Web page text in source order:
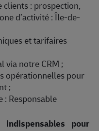
: prospection,
d’activité : Île-de-
et tarifaires
via notre CRM ;
opérationnelles pour
;
: Responsable
pour